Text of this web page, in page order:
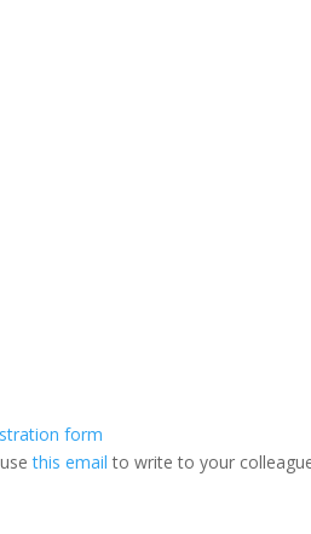
form
usethis email to write to your